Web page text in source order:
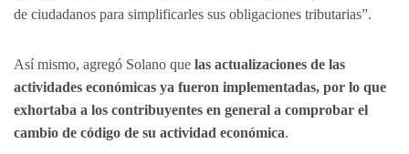
de ciudadanos para simplificarles sus obligaciones tributarias”.
Así mismo, agregó Solano que las actualizaciones de las
actividades económicas ya fueron implementadas, por lo que
exhortaba a los contribuyentes en general a comprobar el
cambio de código de su actividad económica.